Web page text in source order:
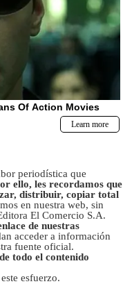
periodística que
ello, les recordamos que
distribuir, copiar total
en nuestra web, sin
El Comercio S.A.
de nuestras
acceder a información
fuente oficial.
todo el contenido
esfuerzo.